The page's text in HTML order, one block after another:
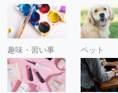
趣味・習い事 ペット